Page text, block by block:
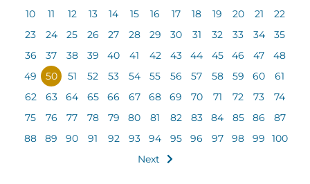
10
11 12 13 14 15 16 17 18 19 20 21
22
23
24 25 26 27 28 29 30 31 32 33 34
35
36
37 38 39 40 41 42 43 44 45 46 47
48
49
50 51 52 53 54 55 56 57 58 59 60
61
62
63 64 65 66 67 68 69 70 71 72 73
74
75
76 77 78 79 80 81 82 83 84 85 86
87
88
89 90 91 92 93 94 95 96 97 98 99
100
Next